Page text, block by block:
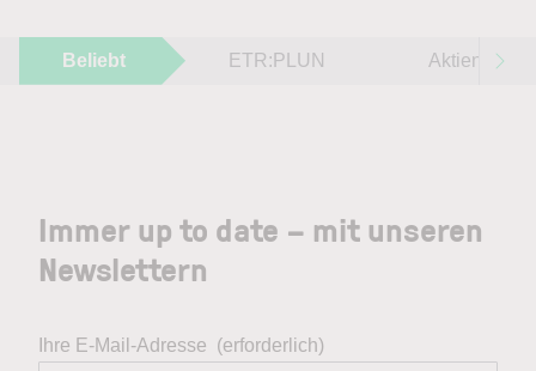
Beliebt ETR:PLUN Aktien im
Immer up to date – mit unseren
Newslettern
Ihre E-Mail-Adresse (erforderlich)